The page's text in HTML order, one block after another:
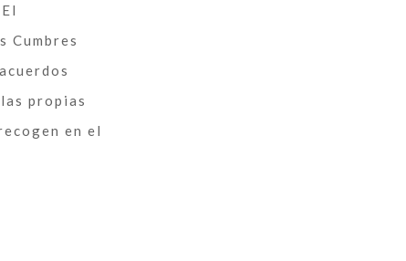
Cumbres
propias
en el